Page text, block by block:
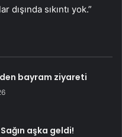
sıkıntı yok.”
bayram ziyareti
aşka geldi!